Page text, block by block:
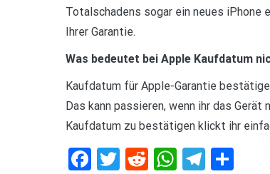
Totalschadens sogar ein neues iPhone
Ihrer Garantie.
Was bedeutet bei Apple Kaufdatum
Kaufdatum für Apple-Garantie
Das kann passieren, wenn ihr das
Kaufdatum zu bestätigen klickt ihr
Facebook
Twitter
RedditWhatsApp